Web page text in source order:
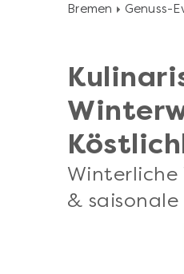
Bremen Genuss-
Winterliche
&